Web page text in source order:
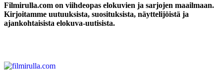
Filmirulla.com on viihdeopas elokuvien ja sarjojen maailmaan.
Kirjoitamme uutuuksista, suosituksista, näyttelijöistä ja
ajankohtaisista elokuva-uutisista.